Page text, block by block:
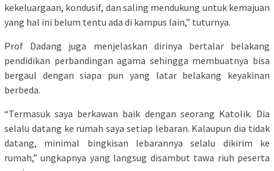
kekeluargaan, kondusif, dan saling mendukung untuk kemajuan
yang hal ini belum tentu ada di kampus lain,” tuturnya.
Prof Dadang juga menjelaskan dirinya bertalar belakang
pendidikan perbandingan agama sehingga membuatnya bisa
bergaul dengan siapa pun yang latar belakang keyakinan
berbeda.
“Termasuk saya berkawan baik dengan seorang Katolik. Dia
selalu datang ke rumah saya setiap lebaran. Kalaupun dia tidak
datang, minimal bingkisan lebarannya selalu dikirim ke
rumah,” ungkapnya yang langsug disambut tawa riuh peserta